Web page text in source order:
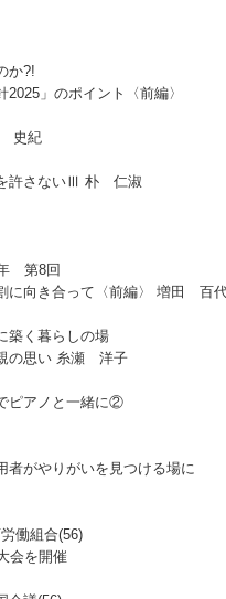
か?!
」のポイント〈前編〉
史紀
許さないⅢ 朴 仁淑
第8回
に向き合って〈前編〉 増田 百
築く暮らしの場
の思い 糸瀬 洋子
ピアノと一緒に②
がやりがいを見つける場に
働組合(56)
会を開催